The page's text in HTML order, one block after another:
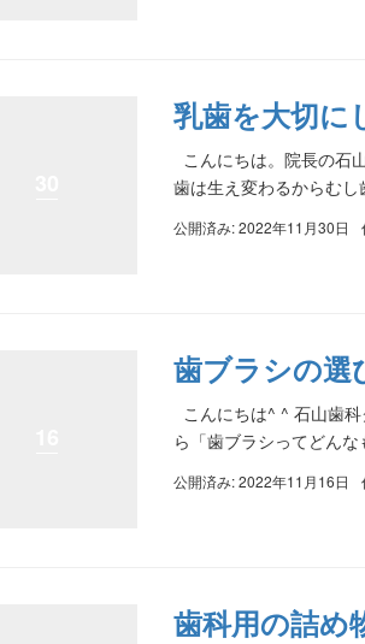
乳歯を大切に
こんにちは。院長の石
歯は生え変わるからむ
公開済み: 2022年11月30日
歯ブラシの選
こんにちは^ ^ 石山歯
ら「歯ブラシってどん
公開済み: 2022年11月16日
歯科用の詰め